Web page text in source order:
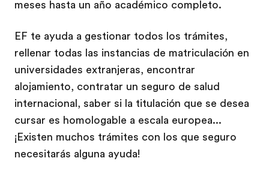
meses hasta un año académico completo.
EF te ayuda a gestionar todos los trámites,
rellenar todas las instancias de matriculación en
universidades extranjeras, encontrar
alojamiento, contratar un seguro de salud
internacional, saber si la titulación que se desea
cursar es homologable a escala europea...
¡Existen muchos trámites con los que seguro
necesitarás alguna ayuda!